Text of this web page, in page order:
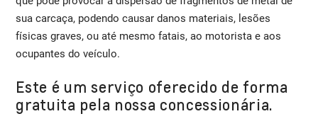
sua carcaça, podendo causar danos materiais, lesões
físicas graves, ou até mesmo fatais, ao motorista e aos
ocupantes do veículo.
Este é um serviço oferecido de forma
gratuita pela nossa concessionária.